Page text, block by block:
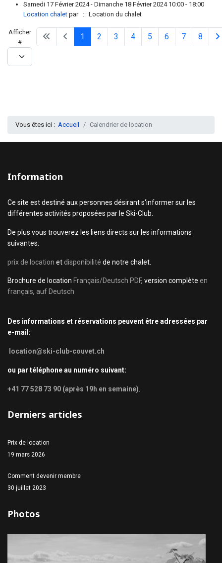
Samedi 17 Février 2024 - Dimanche 18 Février 2024 10:00 - 18:00
Location chalet par :: Location du chalet
Limite de la pagination
Afficher
#
1 2 3 4 5 6 7 8
Vous êtes ici : Accueil Calendrier de location
Information
Ce site est destiné aux personnes désirant s'informer sur les
différentes activités proposées par le Ski-Club.
De plus vous trouverez les liens directs sur les informations
suivantes:
prix de location et disponibilité de notre chalet.
Brochure de location Français/Deutsch PDF, version complète en
français, auf Deutsch
Des informations et réservations peuvent être adressées par
e-mail:
location@ski-club-couvet.ch
ou par téléphone au numéro suivant:
+41 77 528 73 90 (après 19h en semaine)
Derniers articles
Prix de location
19 mars 2026
Comment devenir membre
30 juillet 2023
Photos